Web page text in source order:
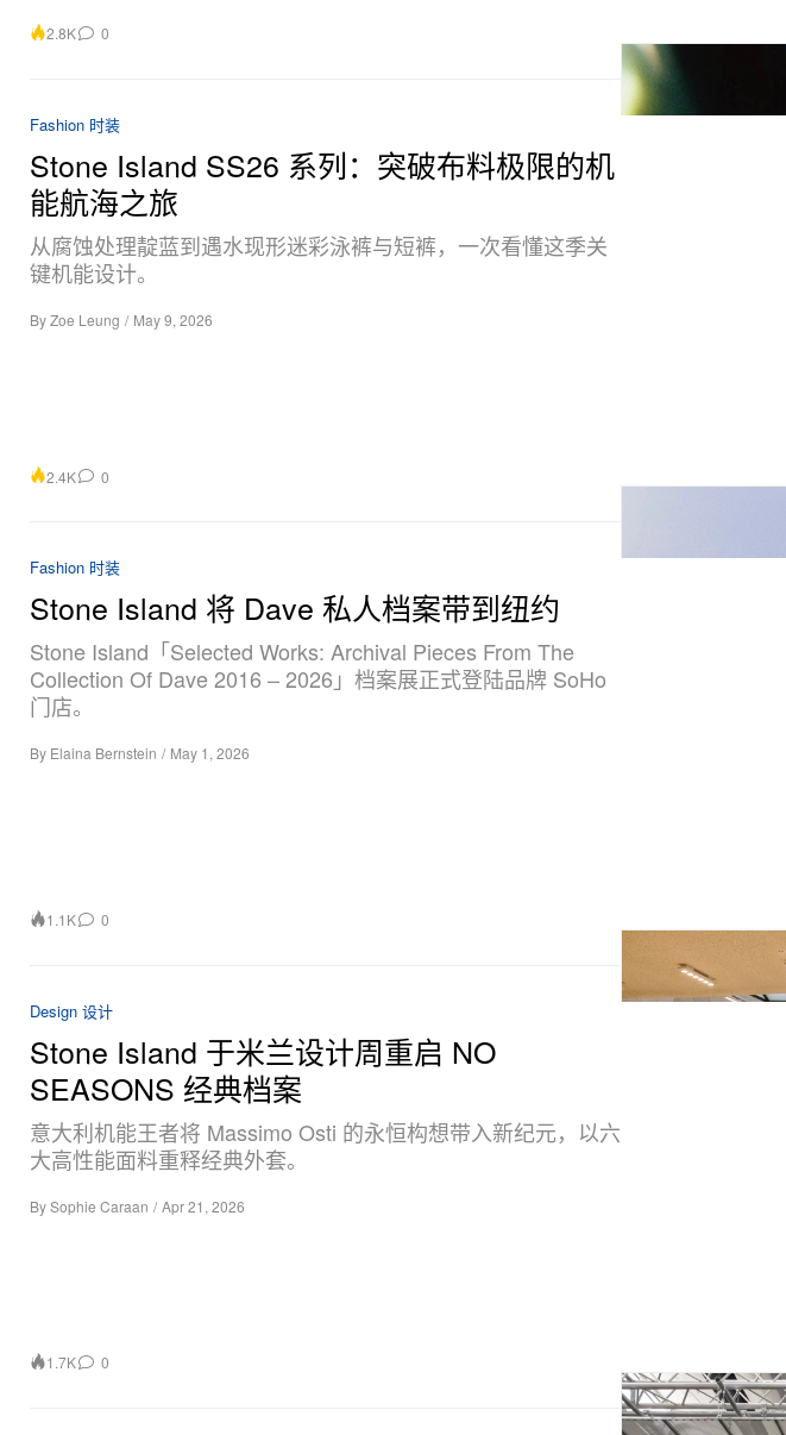
2.8K 0
Fashion 时装
Stone Island SS26 系列：突破布料极限的机
能航海之旅
从腐蚀处理靛蓝到遇水现形迷彩泳裤与短裤，一次看懂这季关
键机能设计。
ByZoe Leung / May 9, 2026
2.4K 0
Fashion 时装
Stone Island 将 Dave 私人档案带到纽约
Stone Island「Selected Works: Archival Pieces From The
Collection Of Dave 2016 – 2026」档案展正式登陆品牌 SoHo
门店。
By Elaina Bernstein / May 1, 2026
1.1K 0
Design 设计
Stone Island 于米兰设计周重启 NO
SEASONS 经典档案
意大利机能王者将 Massimo Osti 的永恒构想带入新纪元，以六
大高性能面料重释经典外套。
BySophie Caraan / Apr 21, 2026
1.7K 0